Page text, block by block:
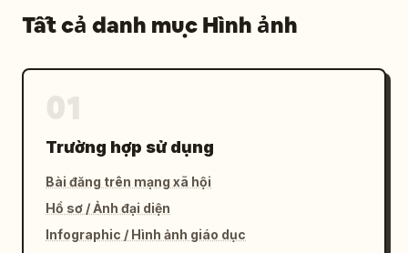
Tất cả danh mục Hình ảnh
Trường hợp sử dụng
Bài đăng trên mạng xã hội
Hồ sơ / Ảnh đại diện
Infographic / Hình ảnh giáo dục